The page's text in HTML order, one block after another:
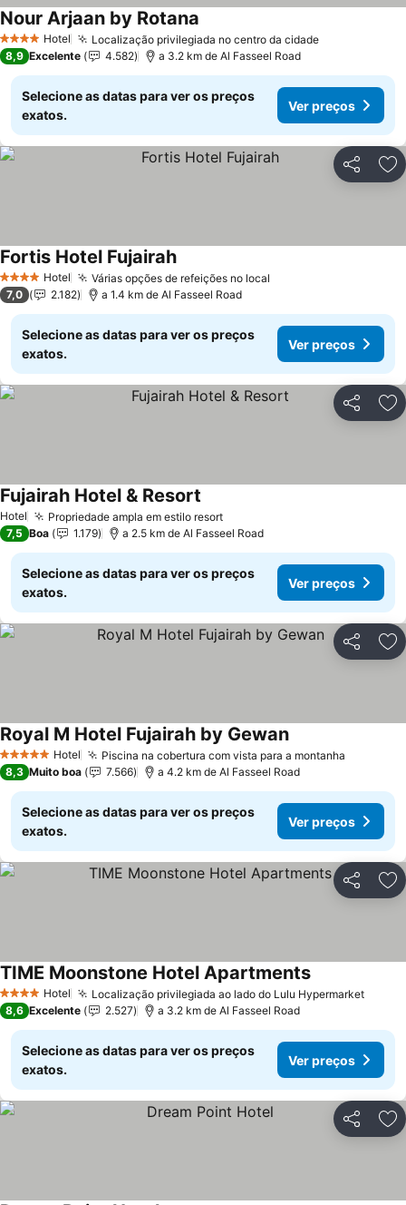
4 EstrelasHotel Localização privilegiada no centro da cidade
Nour Arjaan by Rotana
8,9 Excelente 4.582 a 3.2 km de Al Fasseel Road
Selecione as datas para ver os preços
exatos.
Ver preços
Partilhar
4 EstrelasHotel Várias opções de refeições no local
Fortis Hotel Fujairah
7,0 2.182 a 1.4 km de Al Fasseel Road
Selecione as datas para ver os preços
exatos.
Ver preços
Partilhar
Hotel Propriedade ampla em estilo resort
Fujairah Hotel & Resort
7,5 Boa 1.179 a 2.5 km de Al Fasseel Road
Selecione as datas para ver os preços
exatos.
Ver preços
Partilhar
5 Estrelas Hotel Piscina na cobertura com vista para a montanha
Royal M Hotel Fujairah by Gewan
8,3 Muito boa 7.566 a 4.2 km de Al Fasseel Road
Selecione as datas para ver os preços
exatos.
Ver preços
Partilhar
4 EstrelasHotel Localização privilegiada ao lado do Lulu Hypermarket
TIME Moonstone Hotel Apartments
8,6 Excelente 2.527 a 3.2 km de Al Fasseel Road
Selecione as datas para ver os preços
exatos.
Ver preços
Partilhar